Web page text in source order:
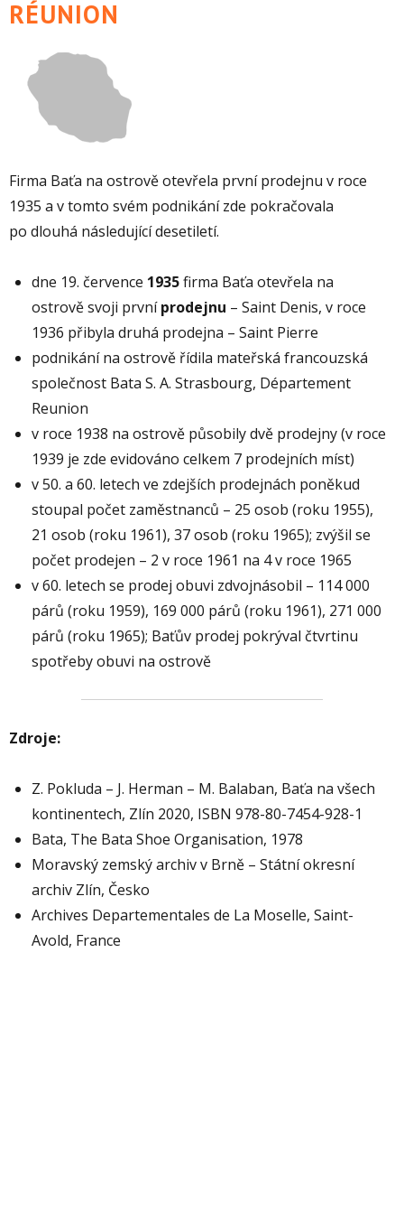
RÉUNION
Firma Baťa na ostrově otevřela první prodejnu v roce
1935 a v tomto svém podnikání zde pokračovala
po dlouhá následující desetiletí.
dne 19. července 1935firma Baťa otevřela na
ostrově svoji prvníprodejnu – Saint Denis, v roce
1936 přibyla druhá prodejna – Saint Pierre
podnikání na ostrově řídila mateřská francouzská
společnost Bata S. A. Strasbourg, Département
Reunion
v roce 1938 na ostrově působily dvě prodejny (v roce
1939 je zde evidováno celkem 7 prodejních míst)
v 50. a 60. letech ve zdejších prodejnách poněkud
stoupal počet zaměstnanců – 25 osob (roku 1955),
21 osob (roku 1961), 37 osob (roku 1965); zvýšil se
počet prodejen – 2 v roce 1961 na 4 v roce 1965
v 60. letech se prodej obuvi zdvojnásobil – 114 000
párů (roku 1959), 169 000 párů (roku 1961), 271 000
párů (roku 1965); Baťův prodej pokrýval čtvrtinu
spotřeby obuvi na ostrově
Zdroje:
Z. Pokluda – J. Herman – M. Balaban, Baťa na všech
kontinentech, Zlín 2020, ISBN 978-80-7454-928-1
Bata, The Bata Shoe Organisation, 1978
Moravský zemský archiv v Brně – Státní okresní
archiv Zlín, Česko
Archives Departementales de La Moselle, Saint-
Avold, France